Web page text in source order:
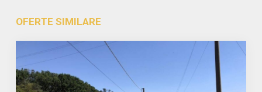
OFERTE SIMILARE